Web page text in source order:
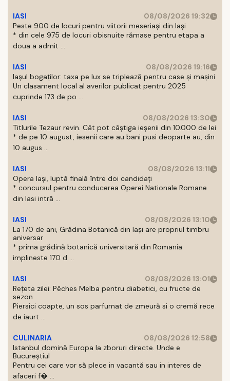
IASI
08/08/2026 19:32
Peste 900 de locuri pentru viitorii meseriași din Iași
* din cele 975 de locuri obisnuite rămase pentru etapa a
doua a admit ...
IASI
08/08/2026 19:16
Iașul bogaților: taxa pe lux se triplează pentru case și mașini
Un clasament local al averilor publicat pentru 2025
cuprinde 173 de po ...
IASI
08/08/2026 13:30
Titlurile Tezaur revin. Cât pot câștiga ieșenii din 10.000 de lei
* de pe 10 august, iesenii care au bani pusi deoparte au, din
10 augus ...
IASI
08/08/2026 13:11
Opera Iași, luptă finală între doi candidați
* concursul pentru conducerea Operei Nationale Romane
din Iasi intră ...
IASI
08/08/2026 13:10
La 170 de ani, Grădina Botanică din Iași are propriul timbru
aniversar
* prima grădină botanică universitară din Romania
implineste 170 d ...
IASI
08/08/2026 13:01
Rețeta zilei: Pêches Melba pentru diabetici, cu fructe de
sezon
Piersici coapte, un sos parfumat de zmeură si o cremă rece
de iaurt ...
CULINARIA
08/08/2026 12:58
Istanbul domină Europa la zboruri directe. Unde e
Bucureștiul
Pentru cei care vor să plece in vacantă sau in interes de
afaceri f� ...